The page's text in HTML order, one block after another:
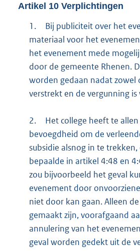
Artikel 10 Verplichtingen
1.
Bij publiciteit over het
materiaal voor het
het evenement mede
door de gemeente Rhenen.
worden gedaan nadat zowel
verstrekt en de vergunning is
2.
Het college heeft te
bevoegdheid om de
subsidie alsnog in te
bepaalde in artikel 4:48 en
zou bijvoorbeeld het geval
evenement door
niet door kan gaan. Alleen
gemaakt zijn, voorafgaand
annulering van het
geval worden gedekt uit de